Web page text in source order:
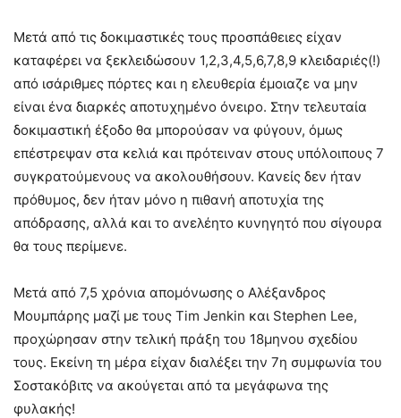
Μετά από τις δοκιμαστικές τους προσπάθειες είχαν
καταφέρει να ξεκλειδώσουν 1,2,3,4,5,6,7,8,9 κλειδαριές(!)
από ισάριθμες πόρτες και η ελευθερία έμοιαζε να μην
είναι ένα διαρκές αποτυχημένο όνειρο. Στην τελευταία
δοκιμαστική έξοδο θα μπορούσαν να φύγουν, όμως
επέστρεψαν στα κελιά και πρότειναν στους υπόλοιπους 7
συγκρατούμενους να ακολουθήσουν. Κανείς δεν ήταν
πρόθυμος, δεν ήταν μόνο η πιθανή αποτυχία της
απόδρασης, αλλά και το ανελέητο κυνηγητό που σίγουρα
θα τους περίμενε.
Μετά από 7,5 χρόνια απομόνωσης ο Αλέξανδρος
Μουμπάρης μαζί με τους Tim Jenkin και Stephen Lee,
προχώρησαν στην τελική πράξη του 18μηνου σχεδίου
τους. Εκείνη τη μέρα είχαν διαλέξει την 7η συμφωνία του
Σοστακόβιτς να ακούγεται από τα μεγάφωνα της
φυλακής!